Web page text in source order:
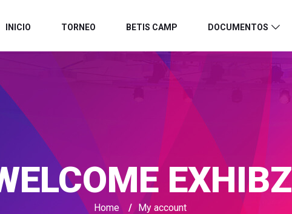
INICIO TORNEO BETIS CAMP DOCUMENTOS
EXHIBZ
Home / My account